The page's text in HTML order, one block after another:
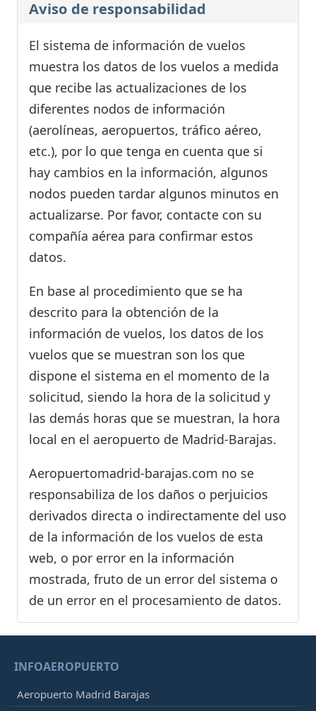
Aviso de responsabilidad
El sistema de información de vuelos
muestra los datos de los vuelos a medida
que recibe las actualizaciones de los
diferentes nodos de información
(aerolíneas, aeropuertos, tráfico aéreo,
etc.), por lo que tenga en cuenta que si
hay cambios en la información, algunos
nodos pueden tardar algunos minutos en
actualizarse. Por favor, contacte con su
compañía aérea para confirmar estos
datos.
En base al procedimiento que se ha
descrito para la obtención de la
información de vuelos, los datos de los
vuelos que se muestran son los que
dispone el sistema en el momento de la
solicitud, siendo la hora de la solicitud y
las demás horas que se muestran, la hora
local en el aeropuerto de Madrid-Barajas.
Aeropuertomadrid-barajas.com no se
responsabiliza de los daños o perjuicios
derivados directa o indirectamente del uso
de la información de los vuelos de esta
web, o por error en la información
mostrada, fruto de un error del sistema o
de un error en el procesamiento de datos.
INFOAEROPUERTO
Aeropuerto Madrid Barajas